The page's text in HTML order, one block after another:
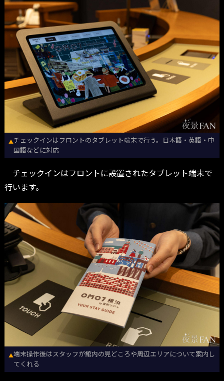
▲チェックインはフロントのタブレット端末で行う。日本語・英語・中
国語などに対応
チェックインはフロントに設置されたタブレット端末で
行います。
▲端末操作後はスタッフが館内の見どころや周辺エリアについて案内し
てくれる